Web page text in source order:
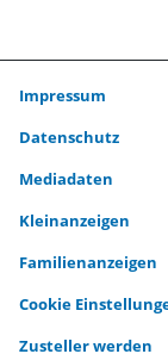
Impressum
Datenschutz
Mediadaten
Kleinanzeigen
Familienanzeigen
Cookie
Zusteller werden